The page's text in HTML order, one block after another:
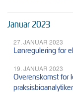
Januar 2023
27. JANUAR 2023
Lønregulering for
19. JANUAR 2023
Overenskomst for